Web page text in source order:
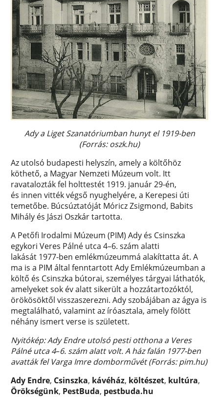
Ady a Liget Szanatóriumban hunyt el 1919-ben
(Forrás: oszk.hu)
Az utolsó budapesti helyszín, amely a költőhöz
köthető, a Magyar Nemzeti Múzeum volt. Itt
ravatalozták fel holttestét 1919. január 29-én,
és innen vitték végső nyughelyére, a Kerepesi úti
temetőbe. Búcsúztatóját Móricz Zsigmond, Babits
Mihály és Jászi Oszkár tartotta.
A Petőfi Irodalmi Múzeum (PIM) Ady és Csinszka
egykori Veres Pálné utca 4–6. szám alatti
lakását 1977-ben emlékmúzeummá alakíttatta át. A
ma is a PIM által fenntartott Ady Emlékmúzeumban a
költő és Csinszka bútorai, személyes tárgyai láthatók,
amelyeket sok év alatt sikerült a hozzátartozóktól,
örökösöktől visszaszerezni. Ady szobájában az ágya is
megtalálható, valamint az íróasztala, amely fölött
néhány ismert verse is született.
Nyitókép: Ady Endre utolsó pesti otthona a Veres
Pálné utca 4–6. szám alatt volt. A ház falán 1977-ben
avatták fel Varga Imre domborművét (Forrás: pim.hu)
Ady Endre, Csinszka, kávéház, költészet, kultúra,
Örökségünk, PestBuda, pestbuda.hu